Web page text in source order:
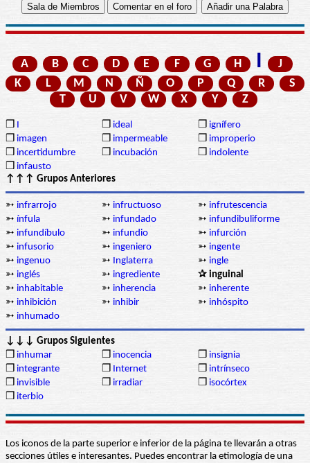
A B C D E F G H I
J
K
L M N Ñ O P Q R
S
T
U V W X Y Z
❒ I ❒ ideal ❒ ignífero
❒ imagen ❒ impermeable ❒ improperio
❒ incertidumbre ❒ incubación ❒ indolente
❒ infausto
↑↑↑ Grupos Anteriores
➳ infrarrojo ➳ infructuoso ➳ infrutescencia
➳ ínfula ➳ infundado ➳ infundibuliforme
➳ infundíbulo ➳ infundio ➳ infurción
➳ infusorio ➳ ingeniero ➳ ingente
➳ ingenuo ➳ Inglaterra ➳ ingle
➳ inglés ➳ ingrediente
✰ inguinal
➳ inhabitable ➳ inherencia ➳ inherente
➳ inhibición ➳ inhibir ➳ inhóspito
➳ inhumado
↓↓↓ Grupos Siguientes
❒ inhumar ❒ inocencia ❒ insignia
❒ integrante ❒ Internet ❒ intrínseco
❒ invisible ❒ irradiar ❒ isocórtex
❒ iterbio
Los iconos de la parte superior e inferior de la página te llevarán a otras
secciones útiles e interesantes. Puedes encontrar la etimología de una